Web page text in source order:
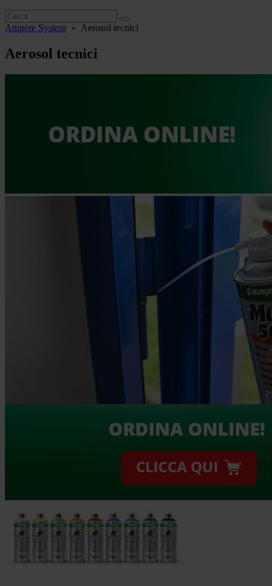
Ampere System » Aerosol tecnici
Aerosol tecnici